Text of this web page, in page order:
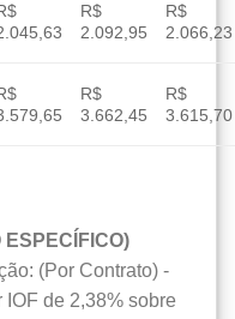
R$
2.092,95
R$
2.066,23
R$
3.662,45
R$
3.615,70
(Por Contrato) -
de 2,38% sobre